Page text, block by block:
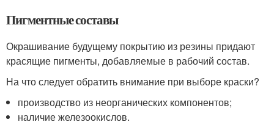
Пигментные составы
Окрашивание будущему покрытию из резины придают
красящие пигменты, добавляемые в рабочий состав.
На что следует обратить внимание при выборе краски?
производство из неорганических компонентов;
наличие железоокислов.